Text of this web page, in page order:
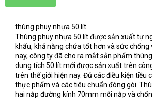
thùng phuy nhựa 50 lít
Thùng phuy nhựa 50 lít được sản xuất tự
khẩu, khả năng chứa tốt hơn và sức chống
nay, công ty đã cho ra mắt sản phẩm
dung tích 50 lít mới được sản xuất trên
trên thế giới hiện nay. Đủ các điều kiện tiều
thực phẩm và các tiêu chuẩn đóng gói.
hai nắp đường kính 70mm mỗi nắp và